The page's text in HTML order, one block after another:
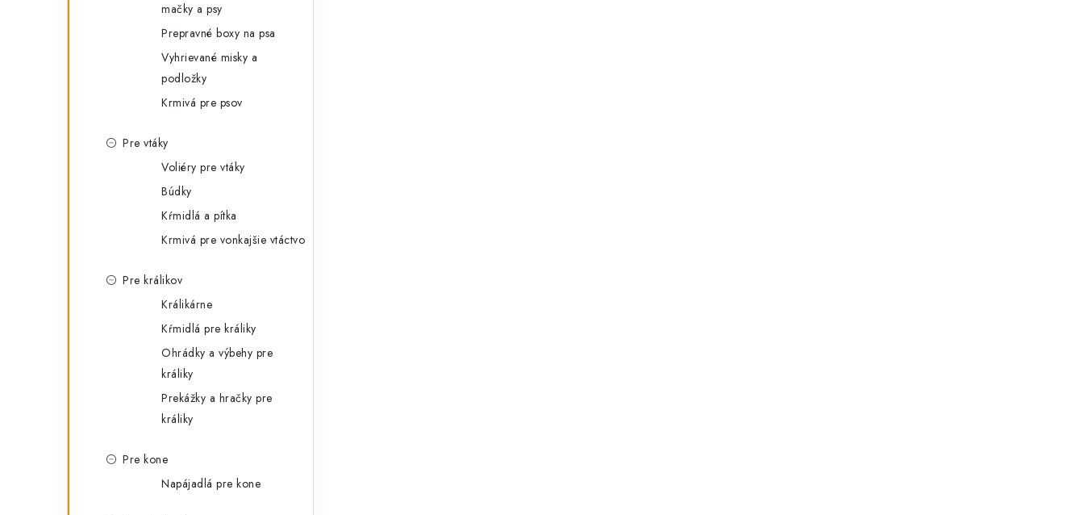
mačky a psy
Prepravné boxy na psa
Vyhrievané misky a
podložky
Krmivá pre psov
Pre vtáky
Voliéry pre vtáky
Búdky
Kŕmidlá a pítka
Krmivá pre vonkajšie vtáctvo
Pre králikov
Králikárne
Kŕmidlá pre králiky
Ohrádky a výbehy pre
králiky
Prekážky a hračky pre
králiky
Pre kone
Napájadlá pre kone